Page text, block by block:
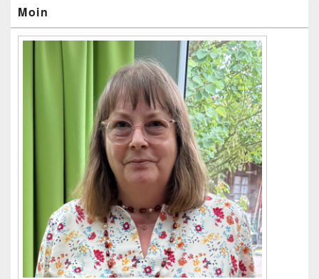
Seitenleisten-
Widgetbereich
Moin